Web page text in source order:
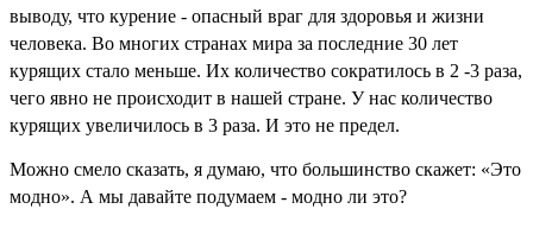
выводу, что курение - опасный враг для здоровья и жизни
человека. Во многих странах мира за последние 30 лет
курящих стало меньше. Их количество сократилось в 2 -3 раза,
чего явно не происходит в нашей стране. У нас количество
курящих увеличилось в 3 раза. И это не предел.
Можно смело сказать, я думаю, что большинство скажет: «Это
модно». А мы давайте подумаем - модно ли это?